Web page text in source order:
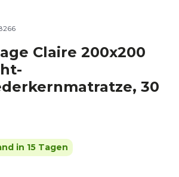
Claire 200x200
30
in 15 Tagen